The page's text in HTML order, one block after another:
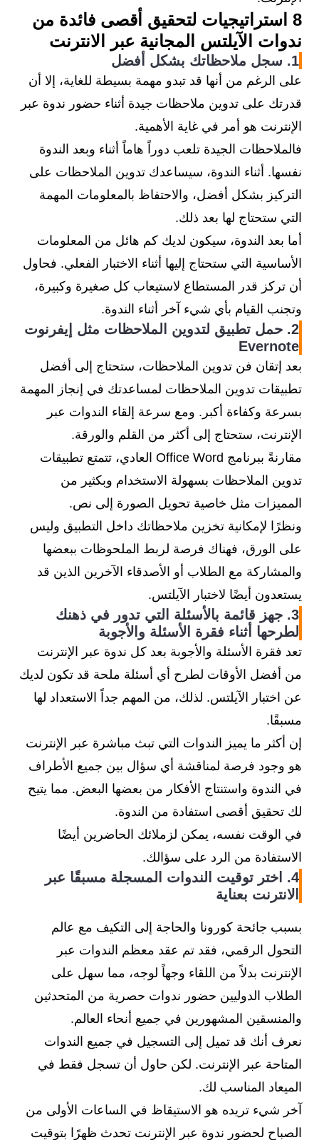
8 استراتيجيات لتحقيق أقصى فائدة من
ندوات الآيلتس المجانية عبر الانترنت
1. سجل ملاحظاتك بشكل أفضل
على الرغم من أنها قد تبدو مهمة بسيطة للغاية، إلا أن
قدرتك على تدوين ملاحظات جيدة أثناء حضور ندوة عبر
الإنترنت هو أمر في غاية الأهمية.
فالملاحظات الجيدة تلعب دوراً هاماً أثناء وبعد الندوة
نفسها. أثناء الندوة، سيساعدك تدوين الملاحظات على
التركيز بشكل أفضل، والاحتفاظ بالمعلومات المهمة
التي ستحتاج لها بعد ذلك.
أما بعد الندوة، سيكون لديك كم هائل من المعلومات
الأساسية التي ستحتاج إليها أثناء الاختبار الفعلي. فحاول
أن تركز قدر المستطاع لاستيعاب كل صغيرة وكبيرة،
وتجنب القيام بأي شيء آخر أثناء الندوة.
2. حمل تطبيق لتدوين الملاحظات مثل إيفرنوت
Evernote
بعد إتقان فن تدوين الملاحظات، ستحتاج إلى أفضل
تطبيقات تدوين الملاحظات لمساعدتك في إنجاز المهمة
بسرعة وكفاءة أكبر. ومع سرعة إلقاء الندوات عبر
الإنترنت، ستحتاج إلى أكثر من القلم والورقة.
مقارنةً ببرنامج Office Word العادي، تتمتع تطبيقات
تدوين الملاحظات بسهولة الاستخدام وبكثير من
المميزات مثل خاصية تحويل الصورة إلى نص.
ونظرًا لإمكانية تخزين ملاحظاتك داخل التطبيق وليس
على الورق، فهناك فرصة لربط الملحوظات ببعضها
والمشاركة مع الطلاب أو الأصدقاء الآخرين الذين قد
يستعدون أيضًا لاختبار الآيلتس.
3. جهز قائمة بالأسئلة التي تدور في ذهنك
لطرحها أثناء فقرة الأسئلة والأجوبة
تعد فقرة الأسئلة والأجوبة بعد كل ندوة عبر الإنترنت
من أفضل الأوقات لطرح أي أسئلة ملحة قد تكون لديك
عن اختبار الآيلتس. لذلك، من المهم جداً الاستعداد لها
مسبقًا.
إن أكثر ما يميز الندوات التي تبث مباشرة عبر الإنترنت
هو وجود فرصة لمناقشة أي سؤال بين جميع الأطراف
في الندوة واستنتاج الأفكار من بعضها البعض. مما يتيح
لك تحقيق أقصى استفادة من الندوة.
في الوقت نفسه، يمكن لزملائك الحاضرين أيضًا
الاستفادة من الرد على سؤالك.
4. اختر توقيت الندوات المسجلة مسبقًا عبر
الانترنت بعناية
بسبب جائحة كورونا والحاجة إلى التكيف مع عالم
التحول الرقمي، فقد تم عقد معظم الندوات عبر
الإنترنت بدلاً من اللقاء وجهاً لوجه، مما سهل على
الطلاب الدوليين حضور ندوات حصرية من المتحدثين
والمنسقين المشهورين في جميع أنحاء العالم.
نعرف أنك قد تميل إلى التسجيل في جميع الندوات
المتاحة عبر الإنترنت. لكن حاول أن تسجل فقط في
الميعاد المناسب لك.
آخر شيء تريده هو الاستيقاظ في الساعات الأولى من
الصباح لحضور ندوة عبر الإنترنت تحدث ظهرًا بتوقيت